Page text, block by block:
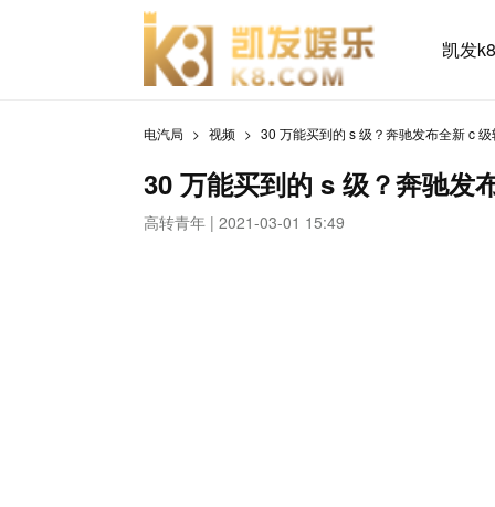
凯发
电汽局 视频 30 万能买到的 s 级？奔驰发布全新 c
30 万能买到的 s 级？奔驰发
高转青年 | 2021-03-01 15:49